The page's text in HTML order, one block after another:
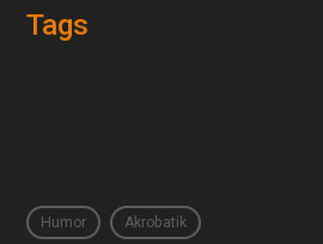
Tags
Humor Akrobatik